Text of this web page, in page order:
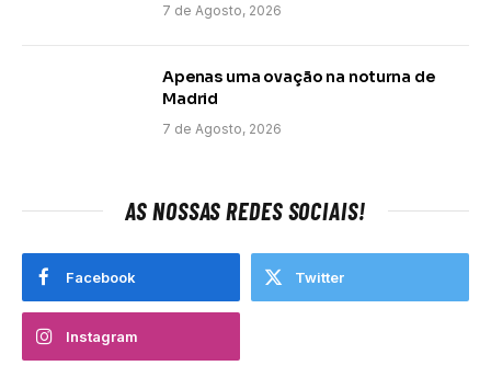
7 de Agosto, 2026
Apenas uma ovação na noturna de
Madrid
7 de Agosto, 2026
AS NOSSAS REDES SOCIAIS!
Facebook Twitter
Instagram